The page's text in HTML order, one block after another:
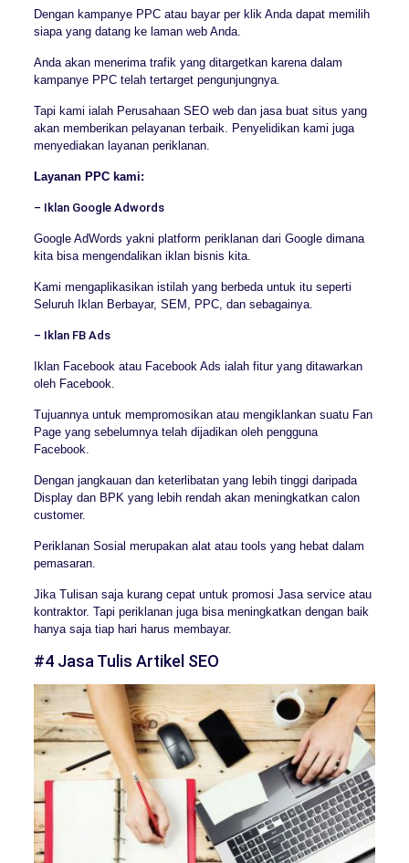
Dengan kampanye PPC atau bayar per klik Anda dapat memilih
siapa yang datang ke laman web Anda.
Anda akan menerima trafik yang ditargetkan karena dalam
kampanye PPC telah tertarget pengunjungnya.
Tapi kami ialah Perusahaan SEO web dan jasa buat situs yang
akan memberikan pelayanan terbaik. Penyelidikan kami juga
menyediakan layanan periklanan.
Layanan PPC kami:
– Iklan Google Adwords
Google AdWords yakni platform periklanan dari Google dimana
kita bisa mengendalikan iklan bisnis kita.
Kami mengaplikasikan istilah yang berbeda untuk itu seperti
Seluruh Iklan Berbayar, SEM, PPC, dan sebagainya.
– Iklan FB Ads
Iklan Facebook atau Facebook Ads ialah fitur yang ditawarkan
oleh Facebook.
Tujuannya untuk mempromosikan atau mengiklankan suatu Fan
Page yang sebelumnya telah dijadikan oleh pengguna
Facebook.
Dengan jangkauan dan keterlibatan yang lebih tinggi daripada
Display dan BPK yang lebih rendah akan meningkatkan calon
customer.
Periklanan Sosial merupakan alat atau tools yang hebat dalam
pemasaran.
Jika Tulisan saja kurang cepat untuk promosi Jasa service atau
kontraktor. Tapi periklanan juga bisa meningkatkan dengan baik
hanya saja tiap hari harus membayar.
#4 Jasa Tulis Artikel SEO